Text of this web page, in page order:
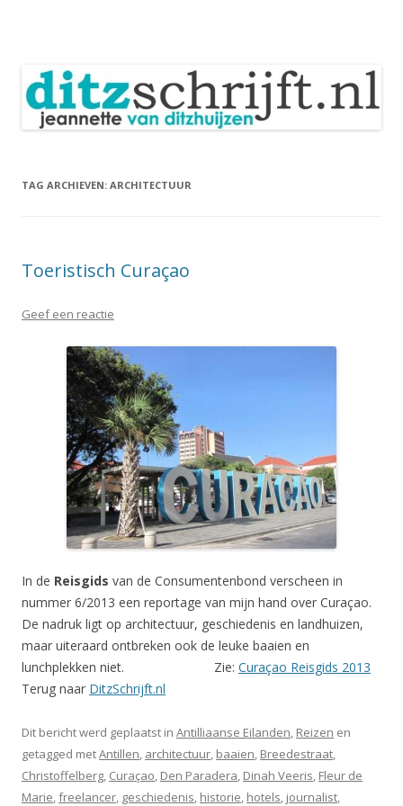
TAG ARCHIEVEN: ARCHITECTUUR
Toeristisch Curaçao
Geef een reactie
In de Reisgids van de Consumentenbond verscheen in
nummer 6/2013 een reportage van mijn hand over Curaçao.
De nadruk ligt op architectuur, geschiedenis en landhuizen,
maar uiteraard ontbreken ook de leuke baaien en
lunchplekken niet. Zie: Curaçao Reisgids 2013
Terug naar DitzSchrijft.nl
Dit bericht werd geplaatst in Antilliaanse Eilanden, Reizen en
getagged metAntillen, architectuur, baaien, Breedestraat,
Christoffelberg, Curaçao, Den Paradera, Dinah Veeris, Fleur de
Marie,freelancer, geschiedenis, historie, hotels, journalist,